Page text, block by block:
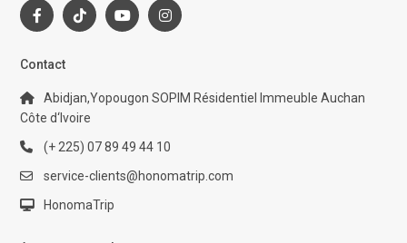
Contact
Abidjan,Yopougon SOPIM Résidentiel Immeuble Auchan
Côte d‘Ivoire
(+ 225) 07 89 49 44 10
service-clients@honomatrip.com
HonomaTrip